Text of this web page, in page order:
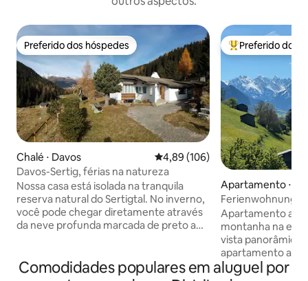
Preferido dos hóspedes
Preferido dos hóspedes
Chalé ⋅ Davos 4,89 de uma avaliação média de
4,89 (106)
Davos-Sertig, férias na natureza
Nossa casa está isolada na tranquila
reserva natural do Sertigtal. No inverno,
você pode chegar diretamente através
da neve profunda marcada de preto a
incríveis para andar de bicicleta. Trilhas
de caminhada, esqui cross-country à
Entre os
Preferido dos
Apartamento ⋅
Ferienwohnung,
Apartamento
montanha na
vista panorâmica.
apartamento
de 1 quarto e
Comodidades populares em aluguel por